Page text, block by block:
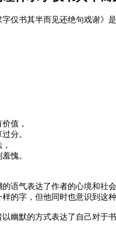
字仅书其半而见还绝句戏谢
值，
分。
愧。
语气表达了作者的心境和社
的字，但他同时也意识到这
幽默的方式表达了自己对于